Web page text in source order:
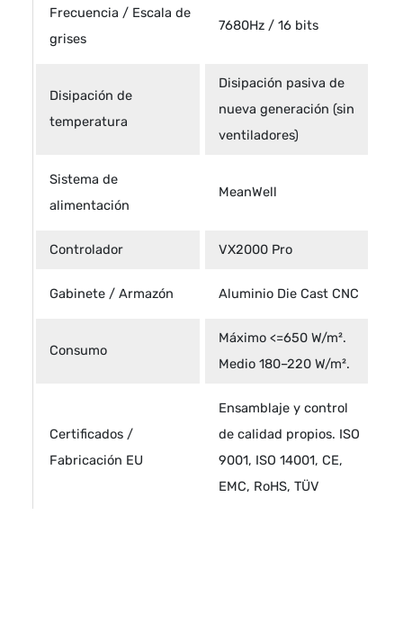
Frecuencia / Escala de
grises
7680Hz / 16 bits
Disipación de
temperatura
Disipación pasiva de
nueva generación (sin
ventiladores)
Sistema de
alimentación
MeanWell
Controlador VX2000 Pro
Gabinete / Armazón Aluminio Die Cast CNC
Consumo
Máximo <=650 W/m².
Medio 180–220 W/m².
Certificados /
Fabricación EU
Ensamblaje y control
de calidad propios. ISO
9001, ISO 14001, CE,
EMC, RoHS, TÜV